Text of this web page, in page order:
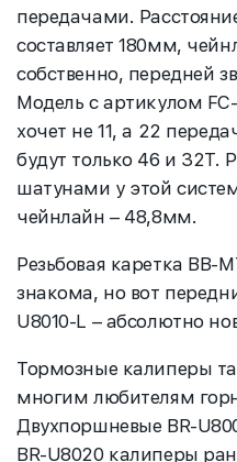
передачами.
составляет 180мм,
собственно, передней
Модель с артикулом
хочет не 11, а 22
будут только 46 и 32T.
шатунами у этой
чейнлайн – 48,8мм.
Резьбовая каретка BB-
знакома, но вот
U8010-L – абсолютно
Тормозные калиперы
многим любителям
Двухпоршневые BR-
BR-U8020 калиперы